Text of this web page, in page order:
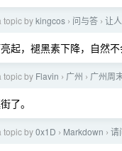
topic bykingcos › 问与答 › 让
起，褪黑素下降，自然
topic by Flavin › 广州 › 广州周
了。
topic by0x1D › Markdown › 请